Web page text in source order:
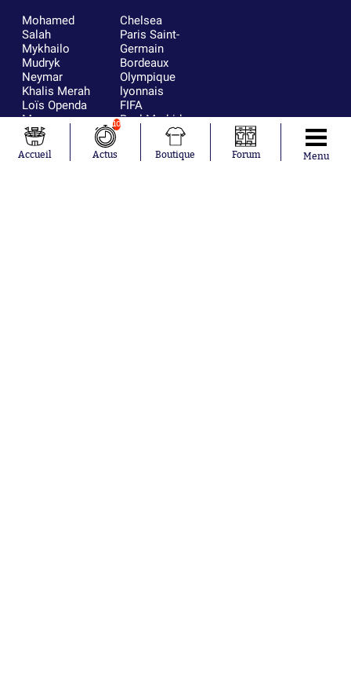
Mohamed
Salah
Mykhailo
Mudryk
Neymar
Khalis Merah
Loïs Openda
Moussa
Niakhaté
Nicolás
Tagliafico
Chelsea
Paris Saint-
Germain
Bordeaux
Olympique
lyonnais
FIFA
Real Madrid
RC Strasbourg
AC Milan
France
Accueil
10
Actus Boutique Forum Menu